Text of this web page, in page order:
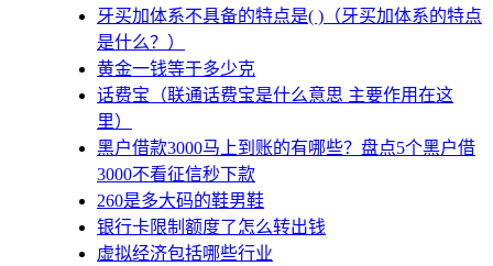
牙买加体系不具备的特点是( )（牙买加体系的特点
是什么？）
黄金一钱等于多少克
话费宝（联通话费宝是什么意思 主要作用在这
里）
黑户借款3000马上到账的有哪些？盘点5个黑户借
3000不看征信秒下款
260是多大码的鞋男鞋
银行卡限制额度了怎么转出钱
虚拟经济包括哪些行业